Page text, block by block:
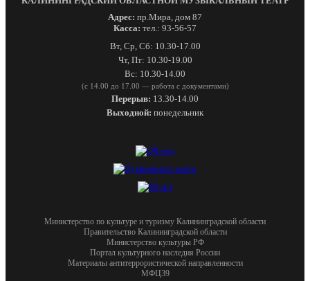
Адрес: пр.Мира, дом 87
Касса: тел.: 93-56-57
Вт, Ср, Сб: 10.30-17.00
Чт, Пт: 10.30-19.00
Вс: 10.30-14.00
(с 14.00 до 17.00 — работа с документами)
Перерыв: 13.30-14.00
Выходной: понедельник
Министерство по культуре и туризму Калининградской области
Правительство Калининградской области
Министерство культуры РФ
Портал культурного наследия России
Материалы антитеррористической направленности
МФЦ39